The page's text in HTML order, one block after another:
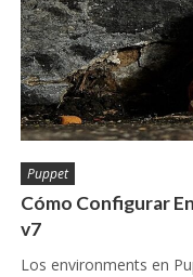
Puppet
Cómo Configurar
v7
Los environments en